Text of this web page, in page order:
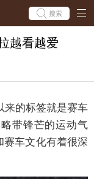
搜索
越看越爱
来的标签就是赛车
带锋芒的运动气
赛车文化有着很深